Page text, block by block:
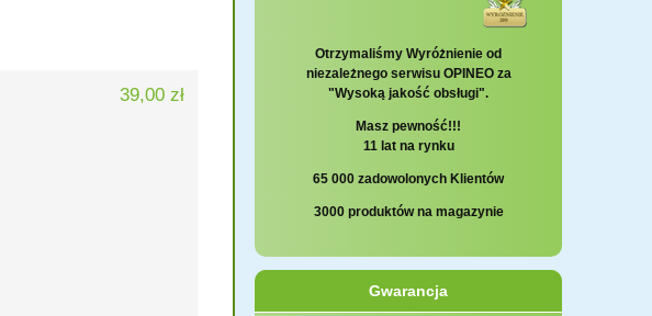
39,00 zł
Otrzymaliśmy Wyróżnienie od
niezależnego serwisu OPINEO za
"Wysoką jakość obsługi".
Masz pewność!!!
11 lat na rynku
65 000 zadowolonych Klientów
3000 produktów na magazynie
Gwarancja